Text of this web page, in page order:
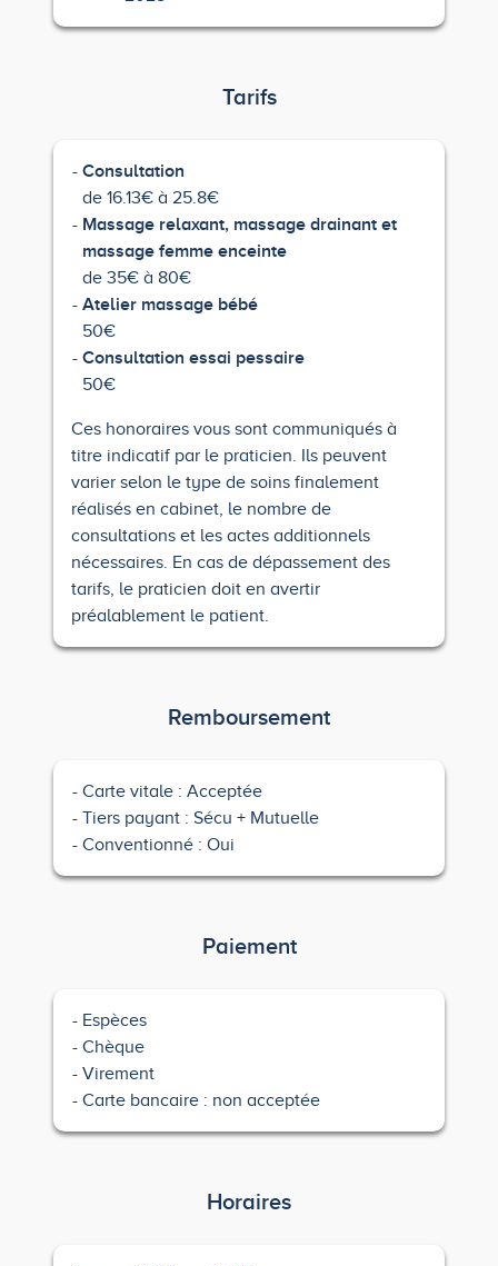
Tarifs
Consultation
de 16.13€ à 25.8€
Massage relaxant, massage drainant et
massage femme enceinte
de 35€ à 80€
Atelier massage bébé
50€
Consultation essai pessaire
50€
Ces honoraires vous sont communiqués à
titre indicatif par le praticien. Ils peuvent
varier selon le type de soins finalement
réalisés en cabinet, le nombre de
consultations et les actes additionnels
nécessaires. En cas de dépassement des
tarifs, le praticien doit en avertir
préalablement le patient.
Remboursement
Carte vitale : Acceptée
Tiers payant : Sécu + Mutuelle
Conventionné : Oui
Paiement
Espèces
Chèque
Virement
Carte bancaire : non acceptée
Horaires